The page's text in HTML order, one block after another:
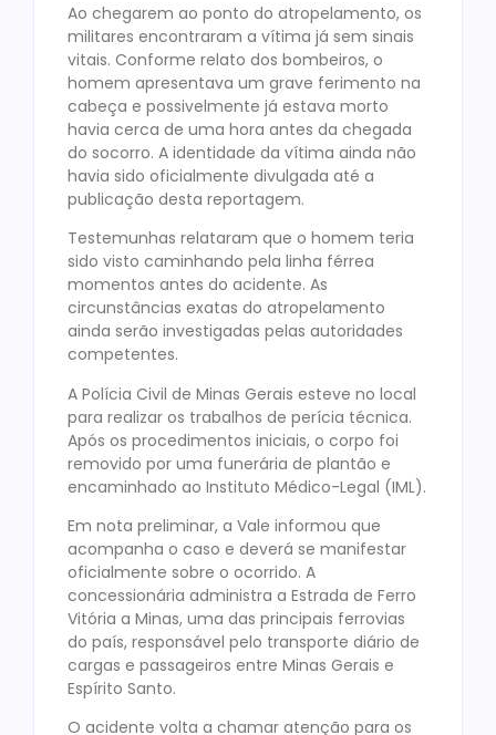
Ao chegarem ao ponto do atropelamento, os
militares encontraram a vítima já sem sinais
vitais. Conforme relato dos bombeiros, o
homem apresentava um grave ferimento na
cabeça e possivelmente já estava morto
havia cerca de uma hora antes da chegada
do socorro. A identidade da vítima ainda não
havia sido oficialmente divulgada até a
publicação desta reportagem.
Testemunhas relataram que o homem teria
sido visto caminhando pela linha férrea
momentos antes do acidente. As
circunstâncias exatas do atropelamento
ainda serão investigadas pelas autoridades
competentes.
A Polícia Civil de Minas Gerais esteve no local
para realizar os trabalhos de perícia técnica.
Após os procedimentos iniciais, o corpo foi
removido por uma funerária de plantão e
encaminhado ao Instituto Médico-Legal (IML).
Em nota preliminar, a Vale informou que
acompanha o caso e deverá se manifestar
oficialmente sobre o ocorrido. A
concessionária administra a Estrada de Ferro
Vitória a Minas, uma das principais ferrovias
do país, responsável pelo transporte diário de
cargas e passageiros entre Minas Gerais e
Espírito Santo.
O acidente volta a chamar atenção para os